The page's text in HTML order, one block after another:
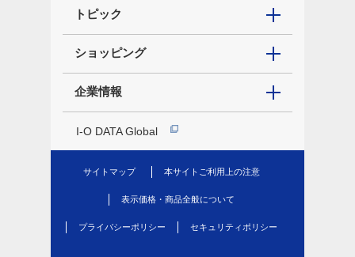
トピック
ショッピング
企業情報
I-O DATA Global
サイトマップ 本サイトご利用上の注意
表示価格・商品全般について
プライバシーポリシー セキュリティポリシー